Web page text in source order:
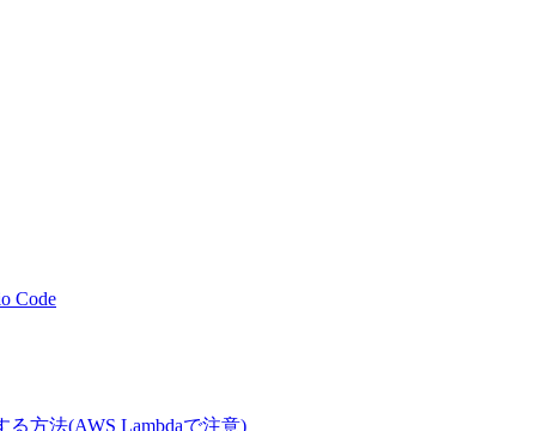
Code
る方法(AWS Lambdaで注意)